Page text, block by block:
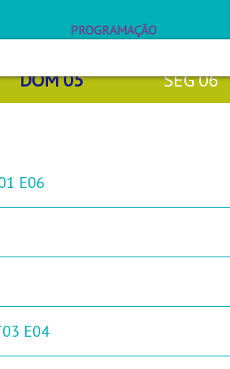
PROGRAMAÇÃO
DOM05 SEG06
E06
E04